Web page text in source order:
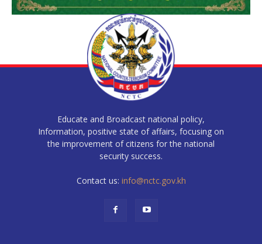
Educate and Broadcast national policy,
Information, positive state of affairs, focusing on
the improvement of citizens for the national
security success.
Contact us: info@nctc.gov.kh